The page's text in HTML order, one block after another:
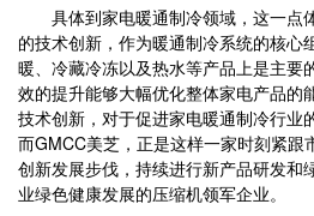
具体到家电暖通制冷领域，这一点
的技术创新，作为暖通制冷系统的核心
暖、冷藏冷冻以及热水等产品上是主要
效的提升能够大幅优化整体家电产品的
技术创新，对于促进家电暖通制冷行业
而GMCC美芝，正是这样一家时刻紧跟
创新发展步伐，持续进行新产品研发和
业绿色健康发展的压缩机领军企业。